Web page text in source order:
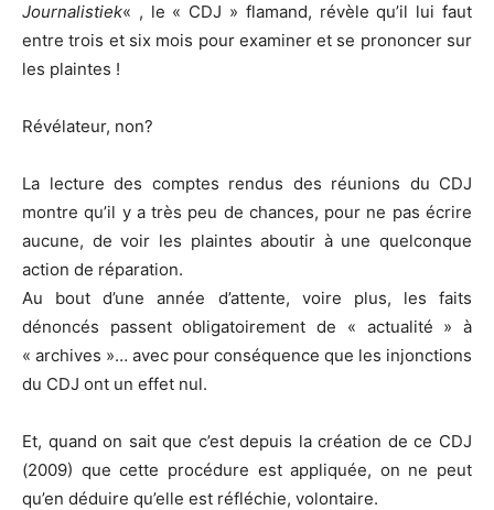
Journalistiek« , le « CDJ » flamand, révèle qu’il lui faut
entre trois et six mois pour examiner et se prononcer sur
les plaintes !
Révélateur, non?
La lecture des comptes rendus des réunions du CDJ
montre qu’il y a très peu de chances, pour ne pas écrire
aucune, de voir les plaintes aboutir à une quelconque
action de réparation.
Au bout d’une année d’attente, voire plus, les faits
dénoncés passent obligatoirement de « actualité » à
« archives »… avec pour conséquence que les injonctions
du CDJ ont un effet nul.
Et, quand on sait que c’est depuis la création de ce CDJ
(2009) que cette procédure est appliquée, on ne peut
qu’en déduire qu’elle est réfléchie, volontaire.